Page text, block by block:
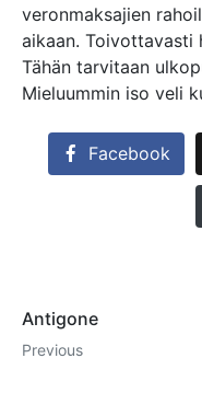
veronmaksajien
aikaan. Toivottavasti
Tähän tarvitaan
Mieluummin iso veli
Facebook
Antigone
Previous